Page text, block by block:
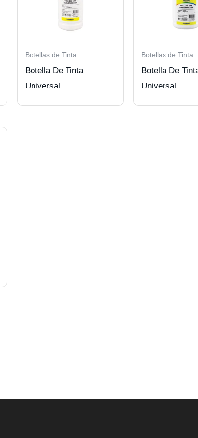
Botellas de Tinta
Botella De Tinta
Universal
Botellas de Tinta
Botella De
Universal